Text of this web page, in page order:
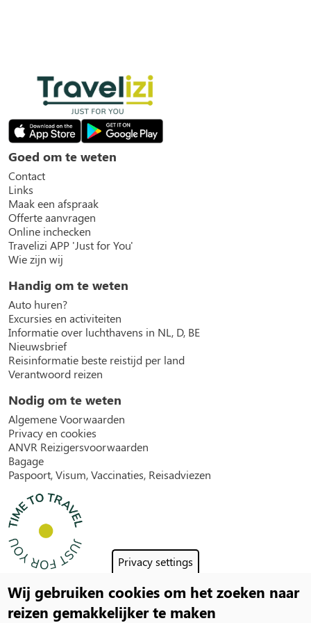
Privacy settings
Wij gebruiken cookies om het zoeken naar
reizen gemakkelijker te maken
Goed om te weten
Contact
Links
Maak een afspraak
Offerte aanvragen
Online inchecken
Travelizi APP 'Just for You'
Wie zijn wij
Handig om te weten
Auto huren?
Excursies en activiteiten
Informatie over luchthavens in NL, D, BE
Nieuwsbrief
Reisinformatie beste reistijd per land
Verantwoord reizen
Nodig om te weten
Algemene Voorwaarden
Privacy en cookies
ANVR Reizigersvoorwaarden
Bagage
Paspoort, Visum, Vaccinaties, Reisadviezen
Social